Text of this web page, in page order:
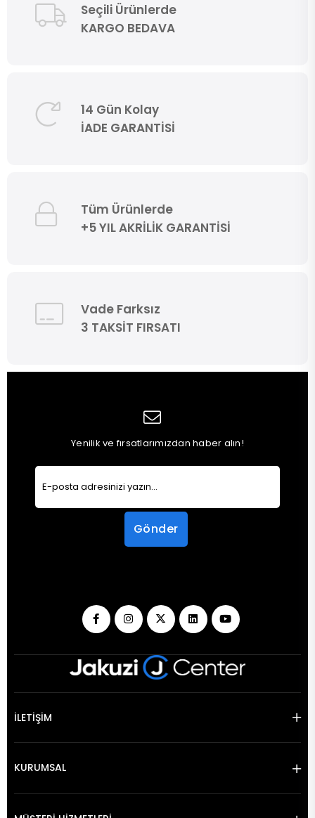
Seçili Ürünlerde
KARGO BEDAVA
14 Gün Kolay
İADE GARANTİSİ
Tüm Ürünlerde
+5 YIL AKRİLİK GARANTİSİ
Vade Farksız
3 TAKSİT FIRSATI
Yenilik ve fırsatlarımızdan haber alın!
Gönder
İLETİŞİM
KURUMSAL